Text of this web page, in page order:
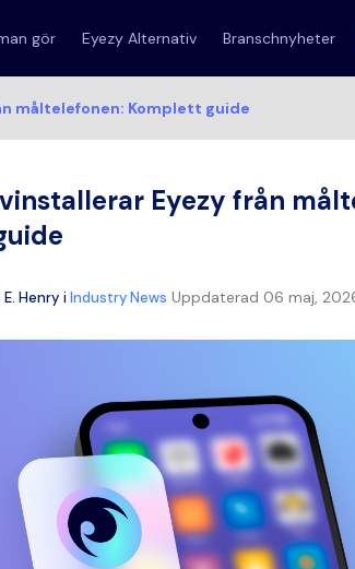
gör Eyezy Alternativ Branschnyheter
måltelefonen: Komplett guide
Eyezy från
Henry i Industry News Uppdaterad 06 maj,